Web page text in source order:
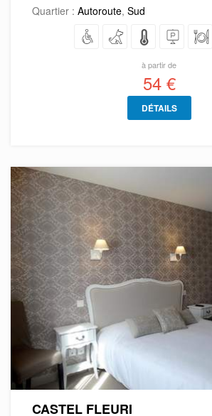
Quartier : Autoroute, Sud
à partir de
54 €
DÉTAILS
CASTEL FLEURI